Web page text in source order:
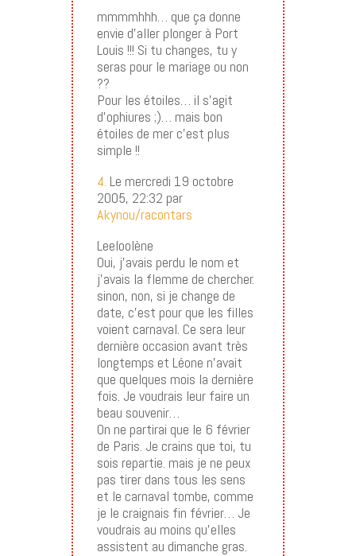
mmmmhhh… que ça donne
envie d’aller plonger à Port
Louis !!! Si tu changes, tu y
seras pour le mariage ou non
??
Pour les étoiles… il s’agit
d’ophiures ;)… mais bon
étoiles de mer c’est plus
simple !!
4. Le mercredi 19 octobre
2005, 22:32 par
Akynou/racontars
Leeloolène
Oui, j’avais perdu le nom et
j’avais la flemme de chercher.
sinon, non, si je change de
date, c’est pour que les filles
voient carnaval. Ce sera leur
dernière occasion avant très
longtemps et Léone n’avait
que quelques mois la dernière
fois. Je voudrais leur faire un
beau souvenir…
On ne partirai que le 6 février
de Paris. Je crains que toi, tu
sois repartie. mais je ne peux
pas tirer dans tous les sens
et le carnaval tombe, comme
je le craignais fin février… Je
voudrais au moins qu’elles
assistent au dimanche gras.